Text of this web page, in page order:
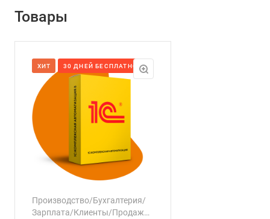
Товары
ХИТ 30 ДНЕЙ БЕСПЛАТНО
Производство/Бухгалтерия/
Зарплата/Клиенты/Продажи/